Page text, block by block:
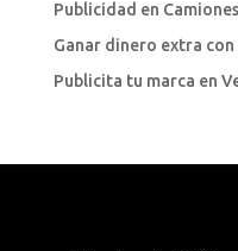
Publicidad en Camiones
Ganar dinero extra con
Publicita tu marca en